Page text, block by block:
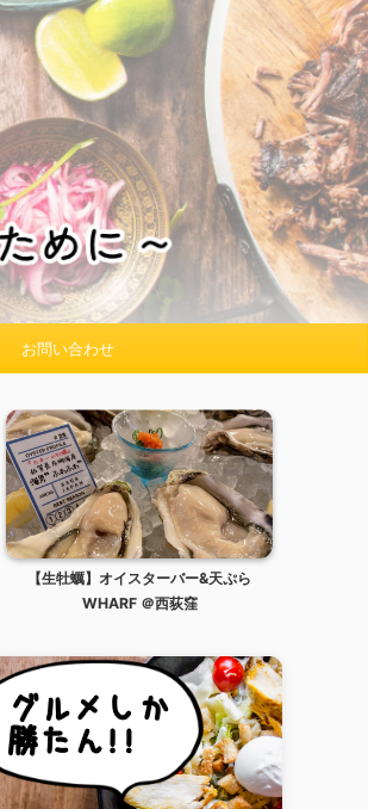
お問い合わせ
【生牡蠣】オイスターバー&天ぷら
WHARF ＠西荻窪